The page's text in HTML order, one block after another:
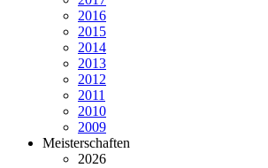
2016
2015
2014
2013
2012
2011
2010
2009
Meisterschaften
2026